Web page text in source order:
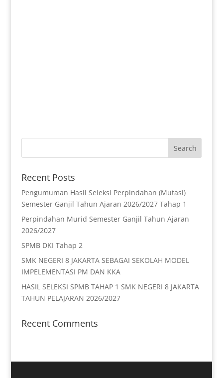
Recent Posts
Pengumuman Hasil Seleksi Perpindahan (Mutasi)
Semester Ganjil Tahun Ajaran 2026/2027 Tahap 1
Perpindahan Murid Semester Ganjil Tahun Ajaran
2026/2027
SPMB DKI Tahap 2
SMK NEGERI 8 JAKARTA SEBAGAI SEKOLAH MODEL
IMPELEMENTASI PM DAN KKA
HASIL SELEKSI SPMB TAHAP 1 SMK NEGERI 8 JAKARTA
TAHUN PELAJARAN 2026/2027
Recent Comments